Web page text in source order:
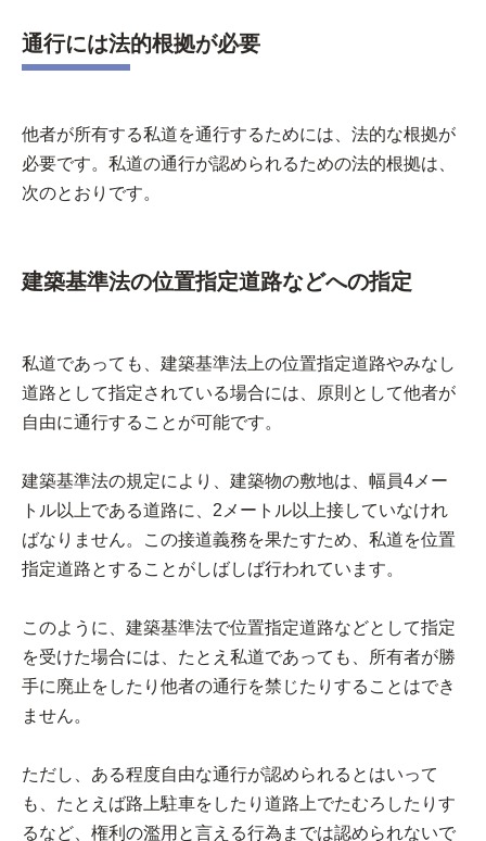
通行には法的根拠が必要
他者が所有する私道を通行するためには、法的な根拠が
必要です。私道の通行が認められるための法的根拠は、
次のとおりです。
建築基準法の位置指定道路などへの指定
私道であっても、建築基準法上の位置指定道路やみなし
道路として指定されている場合には、原則として他者が
自由に通行することが可能です。
建築基準法の規定により、建築物の敷地は、幅員4メー
トル以上である道路に、2メートル以上接していなけれ
ばなりません。この接道義務を果たすため、私道を位置
指定道路とすることがしばしば行われています。
このように、建築基準法で位置指定道路などとして指定
を受けた場合には、たとえ私道であっても、所有者が勝
手に廃止をしたり他者の通行を禁じたりすることはでき
ません。
ただし、ある程度自由な通行が認められるとはいって
も、たとえば路上駐車をしたり道路上でたむろしたりす
るなど、権利の濫用と言える行為までは認められないで